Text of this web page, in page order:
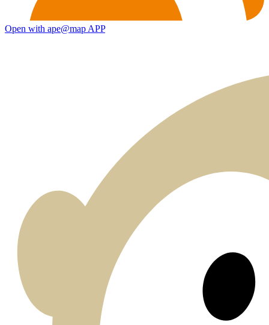
Open with ape@map APP